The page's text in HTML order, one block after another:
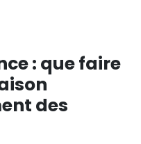
: que faire
des